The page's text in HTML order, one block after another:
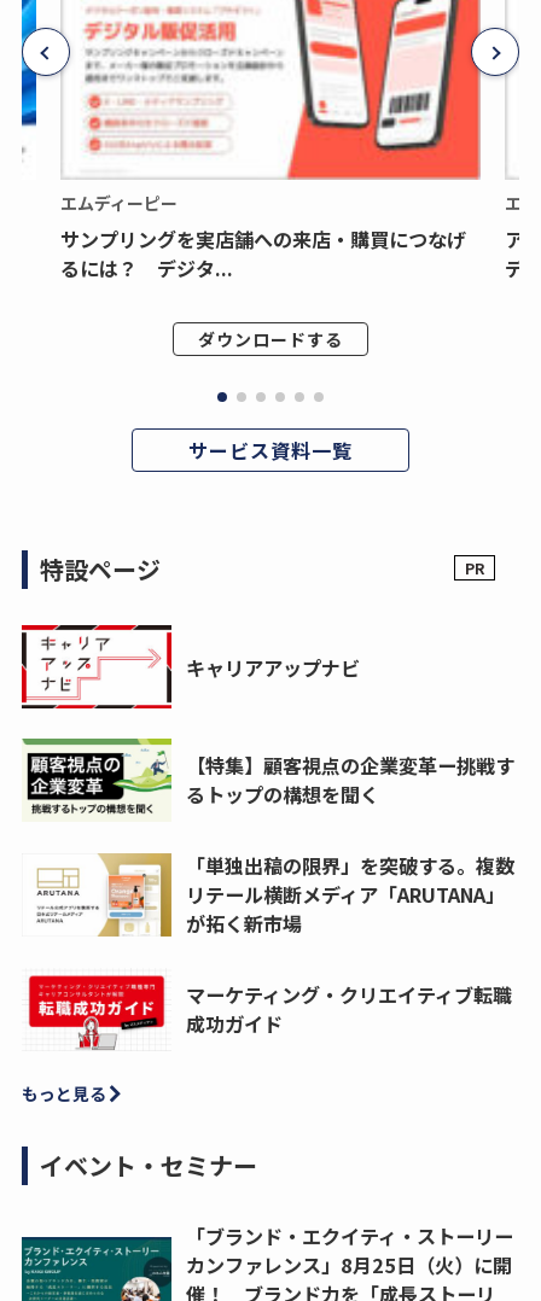
エムディーピー
サンプリングを実店舗への来店・購買につなげ
るには？ デジタ...
ダウンロードする
エ
ア
デ
サービス資料一覧
特設ページ
キャリアアップナビ
【特集】顧客視点の企業変革ー挑戦す
るトップの構想を聞く
「単独出稿の限界」を突破する。複数
リテール横断メディア「ARUTANA」
が拓く新市場
マーケティング・クリエイティブ転職
成功ガイド
もっと見る
イベント・セミナー
「ブランド・エクイティ・ストーリー
カンファレンス」8月25日（火）に開
催！ ブランド力を「成長ストーリ